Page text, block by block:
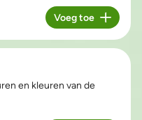
Aantal
Voeg toe
en kleuren van de